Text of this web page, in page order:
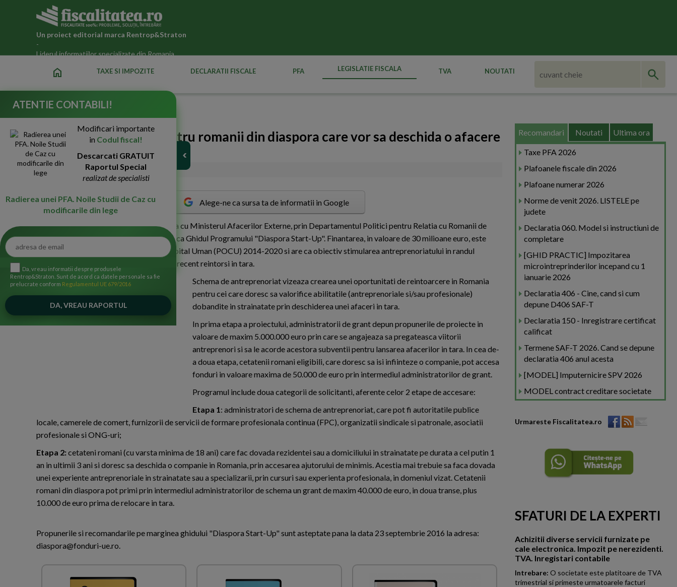
Un proiect editorial marca Rentrop&Straton
-
Liderul informatiilor specializate din Romania
home TAXE SI IMPOZITE DECLARATII FISCALE PFA LEGISLATIE FISCALA TVA NOUTATI
30 milioane de euro pentru romanii din diaspora care vor sa deschida o afacere
in tara
13-Sep-2016 2767
Alege-ne ca sursa ta de informatii in Google
Ministerul Fondurilor Europene, impreuna cu Ministerul Afacerilor Externe, prin Departamentul Politici pentru Relatia cu Romanii de
Pretutindeni, lanseaza in consultare publica Ghidul Programului "Diaspora Start-Up". Finantarea, in valoare de 30 milioane euro, este
realizata prin Programul Operational Capital Uman (POCU) 2014-2020 si are ca obiectiv stimularea antreprenoriatului in randul
cetatenilor romani din diaspora si a celor recent reintorsi in tara.
Schema de antreprenoriat vizeaza crearea unei oportunitati de reintoarcere in Romania
pentru cei care doresc sa valorifice abilitatile (antreprenoriale si/sau profesionale)
dobandite in strainatate prin deschiderea unei afaceri in tara.
In prima etapa a proiectului, administratorii de grant depun propunerile de proiecte in
valoare de maxim 5.000.000 euro prin care se angajeaza sa pregateasca viitorii
antreprenori si sa le acorde acestora subventii pentru lansarea afacerilor in tara. In cea de-
a doua etapa, cetatenii romani eligibili, care doresc sa isi infiinteze o companie, pot accesa
fonduri in valoare maxima de 50.000 de euro prin intermediul administratorilor de grant.
Programul include doua categorii de solicitanti, aferente celor 2 etape de accesare:
Etapa 1: administratori de schema de antreprenoriat, care pot fi autoritatile publice
locale, camerele de comert, furnizorii de servicii de formare profesionala continua (FPC), organizatii sindicale si patronale, asociatii
profesionale si ONG-uri;
Etapa 2:cetateni romani (cu varsta minima de 18 ani) care fac dovada rezidentei sau a domiciliului in strainatate pe durata a cel putin 1
an in ultimii 3 ani si doresc sa deschida o companie in Romania, prin accesarea ajutorului de minimis. Acestia mai trebuie sa faca dovada
unei experiente antreprenoriale in strainatate sau a specializarii, prin cursuri sau experienta profesionala, in domeniul vizat. Cetatenii
romani din diaspora pot primi prin intermediul administratorilor de schema un grant de maxim 40.000 de euro, in doua transe, plus
10.000 de euro prima de relocare in tara.
Propunerile si recomandarile pe marginea ghidului "Diaspora Start-Up" sunt asteptate pana la data 23 septembrie 2016 la adresa:
diaspora@fonduri-ue.ro.
Recomandari Noutati Ultima ora
Taxe PFA 2026
Plafoanele fiscale din 2026
Plafoane numerar 2026
Norme de venit 2026. LISTELE pe
judete
Declaratia 060. Model si instructiuni de
completare
[GHID PRACTIC] Impozitarea
microintreprinderilor incepand cu 1
ianuarie 2026
Declaratia 406 - Cine, cand si cum
depune D406 SAF-T
Declaratia 150 - Inregistrare certificat
calificat
Termene SAF-T 2026. Cand se depune
declaratia 406 anul acesta
[MODEL] Imputernicire SPV 2026
MODEL contract creditare societate
Urmareste Fiscalitatea.ro
SFATURI DE LA EXPERTI
Achizitii diverse servicii furnizate pe
cale electronica. Impozit pe nerezidenti.
TVA. Inregistari contabile
Intrebare: O societate este platitoare de TVA
trimestrial si primeste urmatoarele facturi
ATENTIE CONTABILI!
Modificari importante
in Codul fiscal!
Descarcati GRATUIT
Raportul Special
realizat de specialisti
Radierea unei PFA. Noile Studii de Caz cu
modificarile din lege
Da, vreau informatii despre produsele
Rentrop&Straton. Sunt de acord ca datele personale sa fie
prelucrate conform Regulamentul UE 679/2016